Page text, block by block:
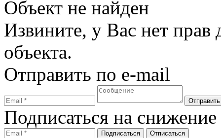
Объект не найден
Извините, у Вас нет прав
объекта.
Отправить по e-mail
Подписаться на